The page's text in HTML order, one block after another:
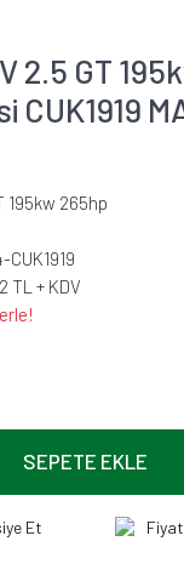
2.5 GT
195kw 265hp
CUK1919
TL + KDV
SEPETE EKLE
Et